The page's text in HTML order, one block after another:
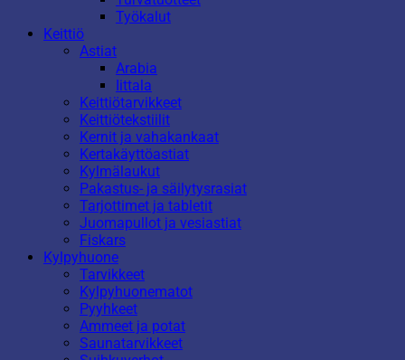
Työkalut
Keittiö
Astiat
Arabia
Iittala
Keittiötarvikkeet
Keittiötekstiilit
Kernit ja vahakankaat
Kertakäyttöastiat
Kylmälaukut
Pakastus- ja säilytysrasiat
Tarjottimet ja tabletit
Juomapullot ja vesiastiat
Fiskars
Kylpyhuone
Tarvikkeet
Kylpyhuonematot
Pyyhkeet
Ammeet ja potat
Saunatarvikkeet